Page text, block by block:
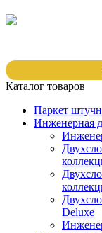
Каталог товаров
Паркет
Инженерная
Deluxe